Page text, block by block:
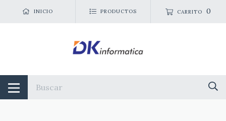
INICIO PRODUCTOS CARRITO 0